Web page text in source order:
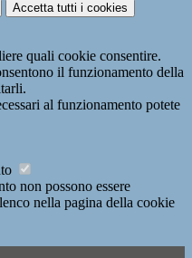
Accetta tutti i cookies
quali cookie consentire.
il funzionamento della
al funzionamento potete
non possono essere
nella pagina della cookie